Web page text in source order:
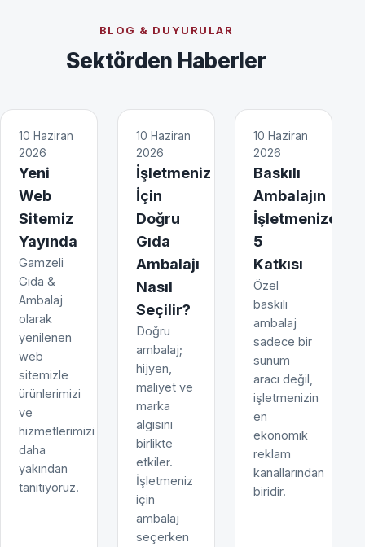
BLOG & DUYURULAR
Sektörden Haberler
10 Haziran
2026
Yeni
Web
Sitemiz
Yayında
Gamzeli
Gıda &
Ambalaj
olarak
yenilenen
web
sitemizle
ürünlerimizi
ve
hizmetlerimizi
daha
yakından
tanıtıyoruz.
10 Haziran
2026
İşletmeniz
İçin
Doğru
Gıda
Ambalajı
Nasıl
Seçilir?
Doğru
ambalaj;
hijyen,
maliyet ve
marka
algısını
birlikte
etkiler.
İşletmeniz
için
ambalaj
seçerken
10 Haziran
2026
Baskılı
Ambalajın
İşletmenize
5
Katkısı
Özel
baskılı
ambalaj
sadece bir
sunum
aracı değil,
işletmenizin
en
ekonomik
reklam
kanallarından
biridir.